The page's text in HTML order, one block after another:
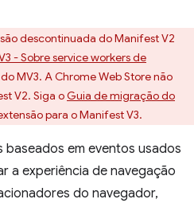
descontinuada do Manifest V2
- Sobre service workers de
MV3. A Chrome Web Store não
V2. Siga oGuia de migração do
para o Manifest V3.
baseados em eventos usados
a experiência de navegação
do navegador,